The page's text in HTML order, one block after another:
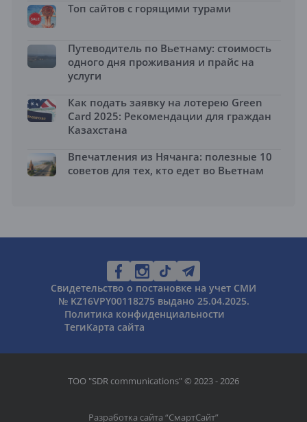
Топ сайтов с горящими турами
Путеводитель по Вьетнаму: стоимость
одного дня проживания и прайс на
услуги
Как подать заявку на лотерею Green
Card 2025: Рекомендации для граждан
Казахстана
Впечатления из Нячанга: полезные 10
советов для тех, кто едет во Вьетнам
Свидетельство о постановке на учет СМИ
№ KZ16VPY00118275 выдано 25.04.2025.
Политика конфиденциальности
ТегиКарта сайта
ТОО "SDR communications" © 2023 - 2026
Разработка сайта “СмартСайт”